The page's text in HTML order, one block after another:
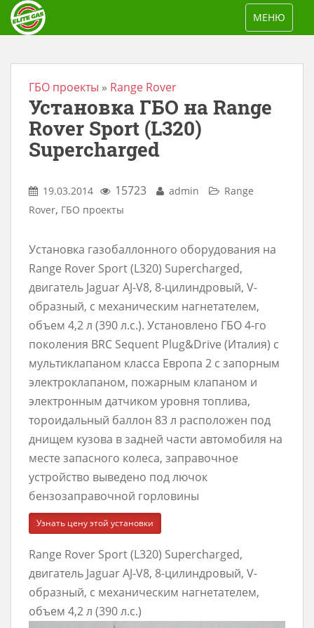
TOGGLE
МЕНЮ
ГБО проекты » Range Rover
Установка ГБО на Range
Rover Sport (L320)
Supercharged
19.03.2014 15723 admin
Range
Rover, ГБО проекты
Установка газобаллонного оборудования на
Range Rover Sport (L320) Supercharged,
двигатель Jaguar AJ-V8, 8-цилиндровый, V-
образный, с механическим нагнетателем,
объем 4,2 л (390 л.с.). Установлено ГБО 4-го
поколения BRC Sequent Plug&Drive (Италия) с
мультиклапаном класса Европа 2 с запорным
электроклапаном, пожарным клапаном и
электронным датчиком уровня топлива,
тороидальный баллон 83 л расположен под
днищем кузова в задней части автомобиля на
месте запасного колеса, заправочное
устройство выведено под лючок
бензозаправочной горловины
Узнать цену этой установки
Range Rover Sport (L320) Supercharged,
двигатель Jaguar AJ-V8, 8-цилиндровый, V-
образный, с механическим нагнетателем,
объем 4,2 л (390 л.с.)